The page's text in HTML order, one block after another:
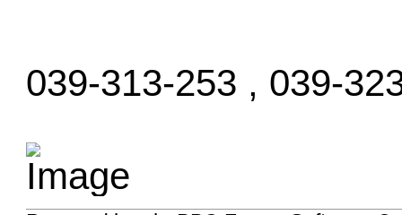
039-313-253 , 039-